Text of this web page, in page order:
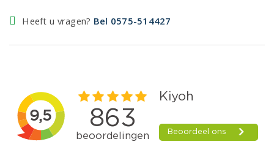
Heeft u vragen? Bel 0575-514427